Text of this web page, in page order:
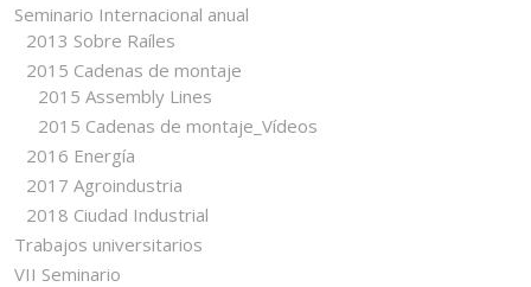
Seminario Internacional anual
2013 Sobre Raíles
2015 Cadenas de montaje
2015 Assembly Lines
2015 Cadenas de montaje_Vídeos
2016 Energía
2017 Agroindustria
2018 Ciudad Industrial
Trabajos universitarios
VII Seminario